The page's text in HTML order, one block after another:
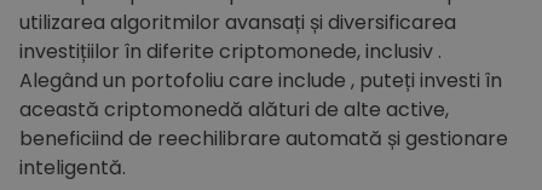
utilizarea algoritmilor avansați și diversificarea
investițiilor în diferite criptomonede, inclusiv .
Alegând un portofoliu care include , puteți investi în
această criptomonedă alături de alte active,
beneficiind de reechilibrare automată și gestionare
inteligentă.